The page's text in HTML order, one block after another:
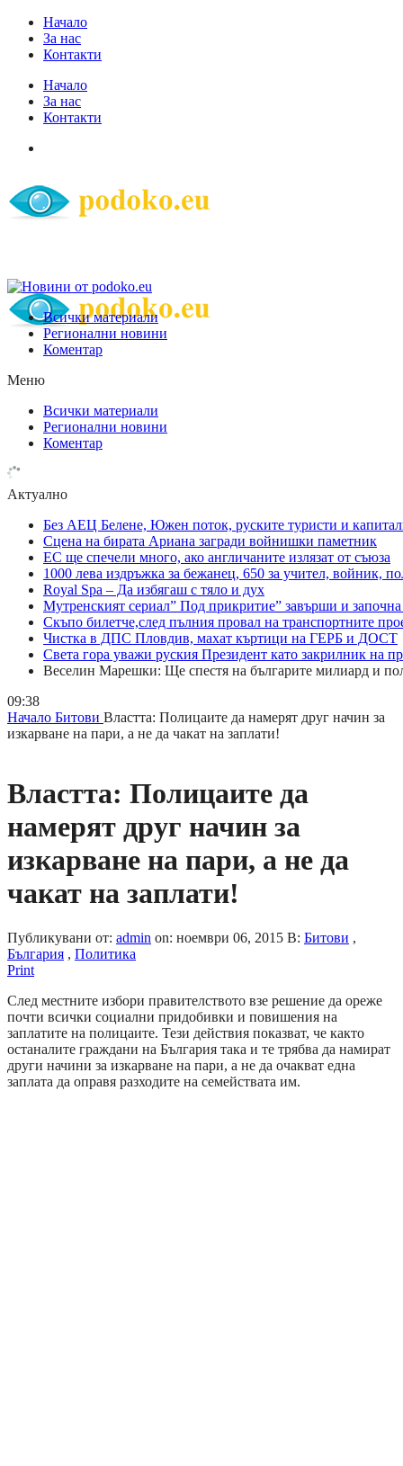
Начало
За нас
Контакти
Начало
За нас
Контакти
Всички материали
Регионални новини
Коментар
Меню
Всички материали
Регионални новини
Коментар
Актуално
Без АЕЦ Белене, Южен поток, руските туристи и
Сцена на бирата Ариана загради войнишки паметник
ЕС ще спечели много, ако англичаните излязат от съюза
1000 лева издръжка за бежанец, 650 за учител, войник,
Royal Spa – Да избягаш с тяло и дух
Мутренският сериал” Под прикритие” завърши и
Скъпо билетче,след пълния провал на транспортните
Чистка в ДПС Пловдив, махат къртици на ГЕРБ и ДОСТ
Света гора уважи руския Президент като закрилник на
Веселин Марешки: Ще спестя на българите милиард и
09:38
Начало Битови Властта: Полицаите да намерят друг начин за
изкарване на пари, а не да чакат на заплати!
Властта: Полицаите да
намерят друг начин за
изкарване на пари, а не да
чакат на заплати!
Публикувани от: admin on: ноември 06, 2015 В: Битови ,
България , Политика
Print
След местните избори правителството взе решение да ореже
почти всички социални придобивки и повишения на
заплатите на полицаите. Тези действия показват, че както
останалите граждани на България така и те трябва да намират
други начини за изкарване на пари, а не да очакват една
заплата да оправя разходите на семействата им.